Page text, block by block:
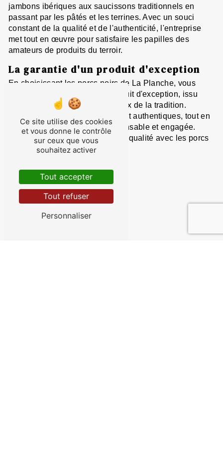
jambons ibériques aux saucissons traditionnels en
passant par les pâtés et les terrines. Avec un souci
constant de la qualité et de l'authenticité, l'entreprise
met tout en œuvre pour satisfaire les papilles des
amateurs de produits du terroir.
La garantie d'un produit d'exception
En choisissant les porcs noirs de La Planche, vous
optez pour la garantie d'un produit d'exception, issu
d'un élevage local et respectueux de la tradition.
Savourez des saveurs uniques et authentiques, tout en
soutenant une agriculture responsable et engagée.
Faites le choix du terroir et de la qualité avec les porcs
noirs de La Planche.
En savoir plus
Contactez-nous
Ce site utilise des cookies
et vous donne le contrôle
sur ceux que vous
souhaitez activer
Tout accepter
Tout refuser
Personnaliser